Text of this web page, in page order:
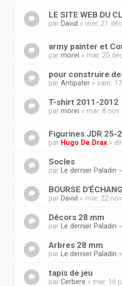
LE SITE WEB DU
par David » mer. 21
army painter et
par morei » mar. 20
pour construire
par Antipater » sam.
T-shirt 2011-2012
par morei » mar. 8
Figurines JDR 25-
par Hugo De Drax »
Socles
par Le dernier Paladin
BOURSE
par David » mar. 22
Décors 28 mm
par Le dernier Paladin
Arbres 28 mm
par Le dernier Paladin
tapis de jeu
par Cerbere » mer. 16